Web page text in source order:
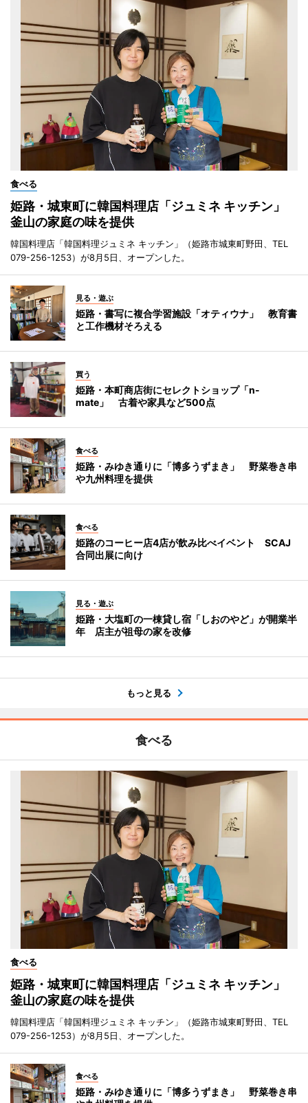
食べる
姫路・城東町に韓国料理店「ジュミネ キッチン」
釜山の家庭の味を提供
韓国料理店「韓国料理ジュミネ キッチン」（姫路市城東町野田、TEL
079-256-1253）が8月5日、オープンした。
見る・遊ぶ
姫路・書写に複合学習施設「オティウナ」 教育書
と工作機材そろえる
買う
姫路・本町商店街にセレクトショップ「n-
mate」 古着や家具など500点
食べる
姫路・みゆき通りに「博多うずまき」 野菜巻き串
や九州料理を提供
食べる
姫路のコーヒー店4店が飲み比べイベント SCAJ
合同出展に向け
見る・遊ぶ
姫路・大塩町の一棟貸し宿「しおのやど」が開業半
年 店主が祖母の家を改修
もっと見る
食べる
食べる
姫路・城東町に韓国料理店「ジュミネ キッチン」
釜山の家庭の味を提供
韓国料理店「韓国料理ジュミネ キッチン」（姫路市城東町野田、TEL
079-256-1253）が8月5日、オープンした。
食べる
姫路・みゆき通りに「博多うずまき」 野菜巻き串